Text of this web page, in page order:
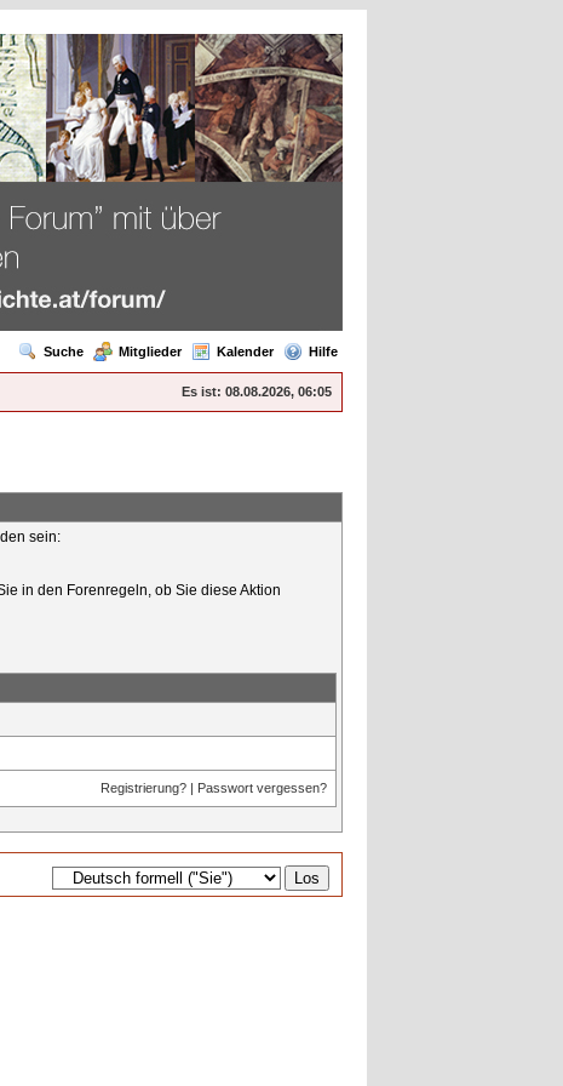
Suche Mitglieder Kalender Hilfe
Es ist: 08.08.2026, 06:05
sein:
in den Forenregeln, ob Sie diese Aktion
Registrierung? | Passwort vergessen?